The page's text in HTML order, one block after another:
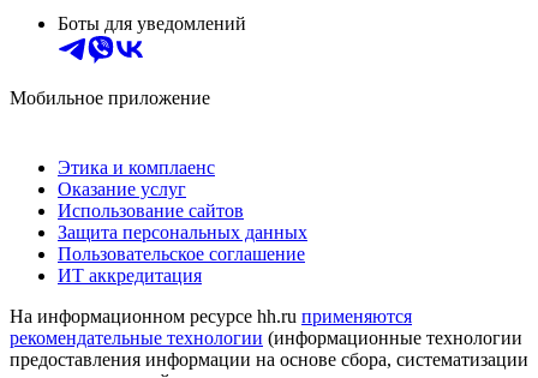
Боты для уведомлений
Мобильное приложение
Этика и комплаенс
Оказание услуг
Использование сайтов
Защита персональных данных
Пользовательское соглашение
ИТ аккредитация
На информационном ресурсе hh.ru применяются
рекомендательные технологии (информационные технологии
предоставления информации на основе сбора, систематизации